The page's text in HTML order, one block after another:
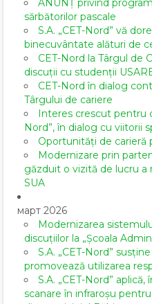
ANUNȚ privind
sărbătorilor pascale
S.A. „CET-Nord” vă
binecuvântate alături de
CET-Nord la Târgul de
discuții cu studenții
CET-Nord în dialog
Târgului de cariere
Interes crescut pentru
Nord”, în dialog cu viitorii
Oportunități de carieră
Modernizare prin
găzduit o vizită de lucru
SUA
март 2026
Modernizarea
discuțiilor la „Școala
S.A. „CET-Nord”
promovează utilizarea
S.A. „CET-Nord”
scanare în infraroșu